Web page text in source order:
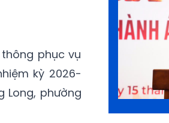
phục vụ
kỳ 2026-
Long, phường